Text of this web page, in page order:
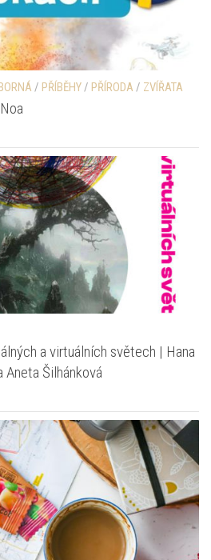
/ PŘÍBĚHY/ PŘÍRODA / ZVÍŘATA
a virtuálních světech | Hana
Aneta Šilhánková